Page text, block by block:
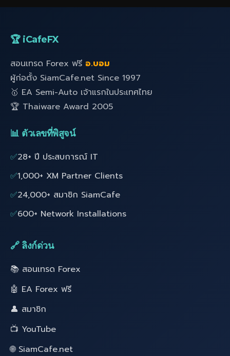
🏆 iCafeFX
สอนเทรด Forex ฟรี อ.บอม
ผู้ก่อตั้ง SiamCafe.net Since 1997
🥇 EA Semi-Auto เจ้าแรกในประเทศไทย
🏆 Thaiware Award 2005
📊 ตัวเลขที่พิสูจน์
✅28+ ปี ประสบการณ์ IT
✅1,000+ XM Partner Clients
✅24,000+ สมาชิก SiamCafe
✅600+ Network Installations
🔗 ลิงก์ด่วน
📚 สอนเทรด Forex
🤖 EA Forex ฟรี
👤 สมาชิก
📺 YouTube
🌐 SiamCafe.net